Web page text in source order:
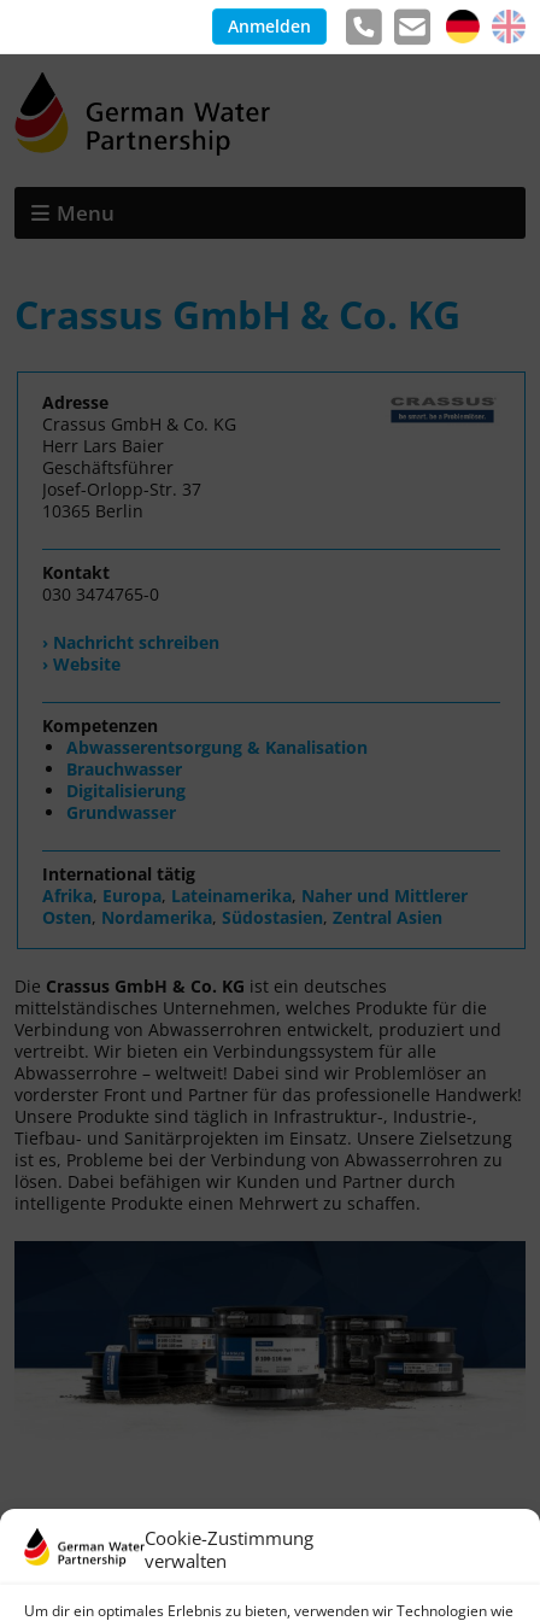
Cookie-Zustimmung
verwalten
Um dir ein optimales Erlebnis zu bieten, verwenden wir Technologien wie
Anmelden
Menu
Crassus GmbH & Co. KG
Adresse
Crassus GmbH & Co. KG
Herr Lars Baier
Geschäftsführer
Josef-Orlopp-Str. 37
10365 Berlin
Kontakt
030 3474765-0
› Nachricht schreiben
› Website
Kompetenzen
Abwasserentsorgung & Kanalisation
Brauchwasser
Digitalisierung
Grundwasser
International tätig
Afrika, Europa, Lateinamerika, Naher und Mittlerer
Osten, Nordamerika, Südostasien, Zentral Asien
Die Crassus GmbH & Co. KG ist ein deutsches
mittelständisches Unternehmen, welches Produkte für die
Verbindung von Abwasserrohren entwickelt, produziert und
vertreibt. Wir bieten ein Verbindungssystem für alle
Abwasserrohre – weltweit! Dabei sind wir Problemlöser an
vorderster Front und Partner für das professionelle Handwerk!
Unsere Produkte sind täglich in Infrastruktur-, Industrie-,
Tiefbau- und Sanitärprojekten im Einsatz. Unsere Zielsetzung
ist es, Probleme bei der Verbindung von Abwasserrohren zu
lösen. Dabei befähigen wir Kunden und Partner durch
intelligente Produkte einen Mehrwert zu schaffen.